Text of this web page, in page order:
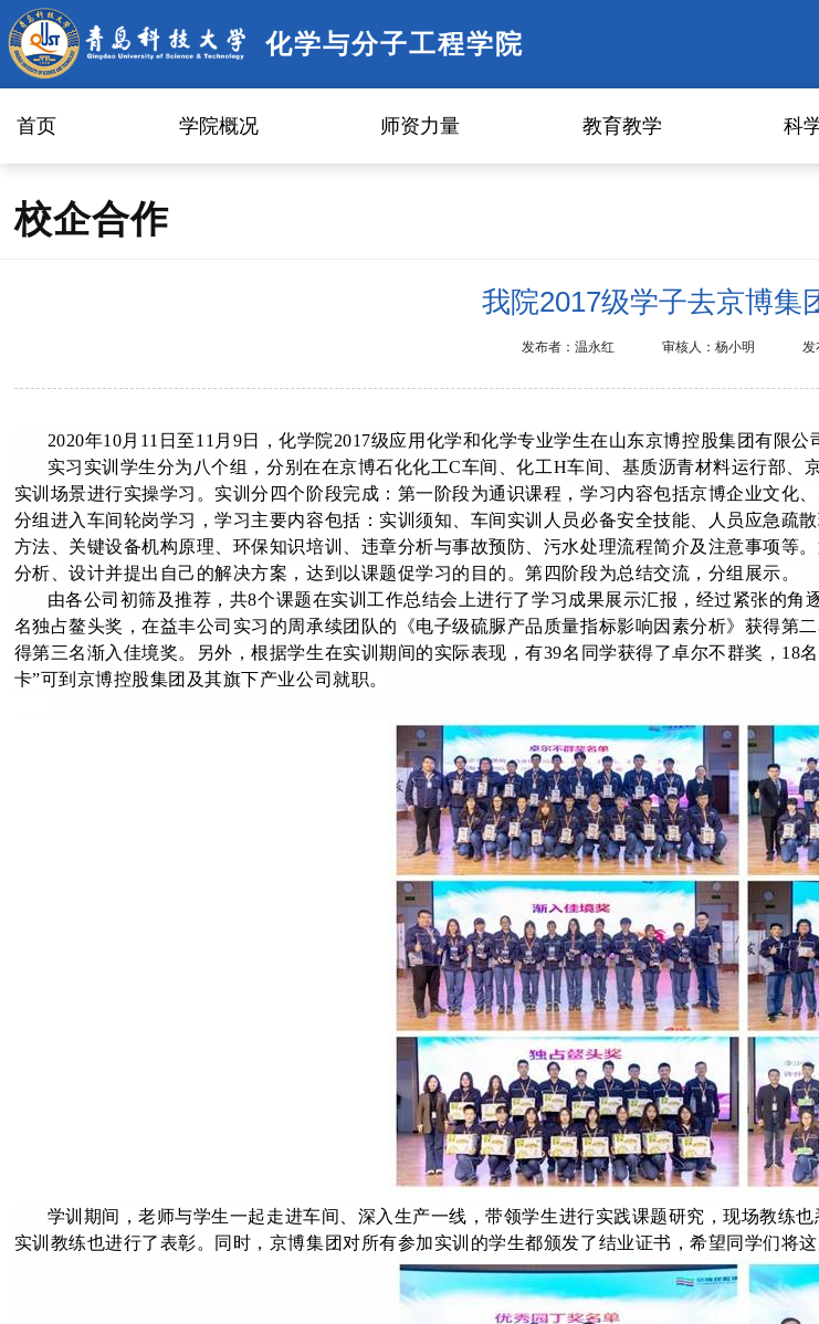
化学与分子工程学院
首页 学院概况 师资力量 教育教学 科
校企合作
我院2017级学子去京博集
发布者：温永红 审核人：杨小明 发
2020年10月11日至11月9日，化学院2017级应用化学和化学专业学生在山东京博控股集团有限公
实习实训学生分为八个组，分别在在京博石化化工C车间、化工H车间、基质沥青材料运行部
实训场景进行实操学习。实训分四个阶段完成：第一阶段为通识课程，学习内容包括京博企业文化
分组进入车间轮岗学习，学习主要内容包括：实训须知、车间实训人员必备安全技能、人员应急疏
方法、关键设备机构原理、环保知识培训、违章分析与事故预防、污水处理流程简介及注意事项等
分析、设计并提出自己的解决方案，达到以课题促学习的目的。第四阶段为总结交流，分组展示。
由各公司初筛及推荐，共8个课题在实训工作总结会上进行了学习成果展示汇报，经过紧张的
名独占鳌头奖，在益丰公司实习的周承续团队的《电子级硫脲产品质量指标影响因素分析》获得第
得第三名渐入佳境奖。另外，根据学生在实训期间的实际表现，有39名同学获得了卓尔不群奖，18
卡”可到京博控股集团及其旗下产业公司就职。
学训期间，老师与学生一起走进车间、深入生产一线，带领学生进行实践课题研究，现场教练
实训教练也进行了表彰。同时，京博集团对所有参加实训的学生都颁发了结业证书，希望同学们将